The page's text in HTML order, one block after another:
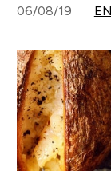
06/08/19